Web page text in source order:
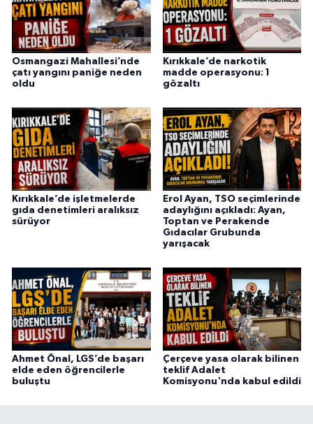
Osmangazi Mahallesi’nde
çatı yangını paniğe neden
oldu
Kırıkkale’de narkotik
madde operasyonu: 1
gözaltı
Kırıkkale’de işletmelerde
gıda denetimleri aralıksız
sürüyor
Erol Ayan, TSO seçimlerinde
adaylığını açıkladı: Ayan,
Toptan ve Perakende
Gıdacılar Grubunda
yarışacak
Ahmet Önal, LGS’de başarı
elde eden öğrencilerle
buluştu
Çerçeve yasa olarak bilinen
teklif Adalet
Komisyonu'nda kabul edildi